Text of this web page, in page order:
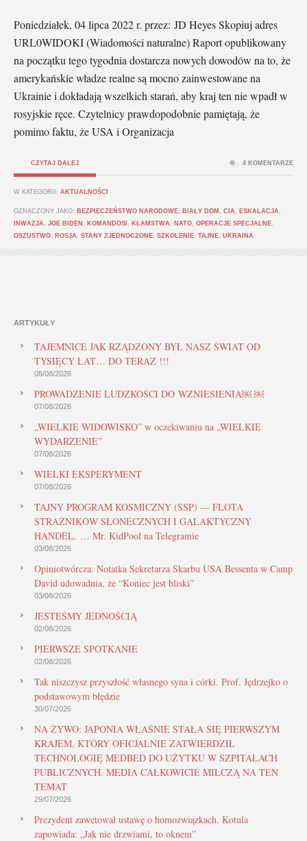
Poniedziałek, 04 lipca 2022 r. przez: JD Heyes Skopiuj adres
URL0WIDOKI (Wiadomości naturalne) Raport opublikowany
na początku tego tygodnia dostarcza nowych dowodów na to, że
amerykańskie władze realne są mocno zainwestowane na
Ukrainie i dokładają wszelkich starań, aby kraj ten nie wpadł w
rosyjskie ręce. Czytelnicy prawdopodobnie pamiętają, że
pomimo faktu, że USA i Organizacja
CZYTAJ DALEJ
W KATEGORII: AKTUALNOŚCI
OZNACZONY JAKO: BEZPIECZEŃSTWO NARODOWE BIAŁY DOM CIA ESKALACJA
INWAZJA
JOE BIDEN KOMANDOSI KŁAMSTWA NATO OPERACJE SPECJALNE
OSZUSTWO
ROSJA STANY ZJEDNOCZONE SZKOLENIE TAJNE UKRAINA
4 KOMENTARZE
ARTYKUŁY
TAJEMNICE JAK RZĄDZONY BYŁ NASZ ŚWIAT OD
TYSIĘCY LAT… DO TERAZ !!!
08/08/2026
PROWADZENIE LUDZKOŚCI DO WZNIESIENIA￼ ￼
07/08/2026
„WIELKIE WIDOWISKO” w oczekiwaniu na „WIELKIE
WYDARZENIE”
07/08/2026
WIELKI EKSPERYMENT
07/08/2026
TAJNY PROGRAM KOSMICZNY (SSP) — FLOTA
STRAŻNIKÓW SŁONECZNYCH I GALAKTYCZNY
HANDEL. … Mr. KidPool na Telegramie
03/08/2026
Opiniotwórcza: Notatka Sekretarza Skarbu USA Bessenta w Camp
David udowadnia, że “Koniec jest bliski”
03/08/2026
JESTEŚMY JEDNOŚCIĄ
02/08/2026
PIERWSZE SPOTKANIE
02/08/2026
Tak niszczysz przyszłość własnego syna i córki. Prof. Jędrzejko o
podstawowym błędzie
30/07/2026
NA ŻYWO: JAPONIA WŁAŚNIE STAŁA SIĘ PIERWSZYM
KRAJEM, KTÓRY OFICJALNIE ZATWIERDZIŁ
TECHNOLOGIĘ MEDBED DO UŻYTKU W SZPITALACH
PUBLICZNYCH. MEDIA CAŁKOWICIE MILCZĄ NA TEN
TEMAT
29/07/2026
Prezydent zawetował ustawę o homozwiązkach. Kotula
zapowiada: „Jak nie drzwiami, to oknem”